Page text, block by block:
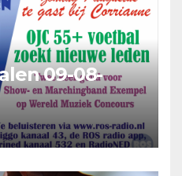
09-08-